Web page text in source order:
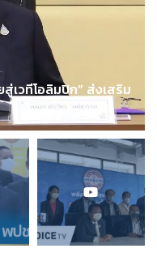
เวทีโอลิมปิก” ส่งเสริม